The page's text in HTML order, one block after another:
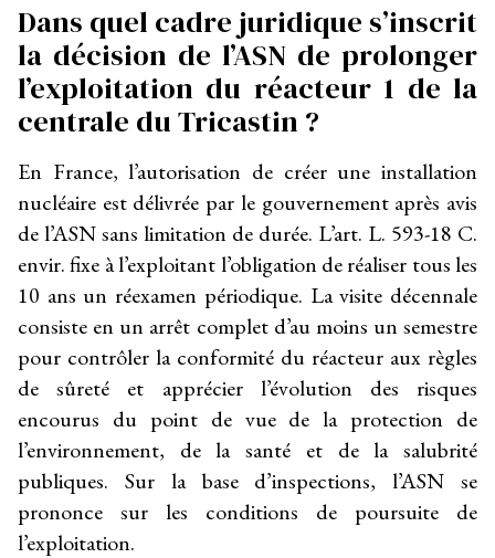
Dans quel cadre juridique s’inscrit
la décision de l’ASN de prolonger
l’exploitation du réacteur 1 de la
centrale du Tricastin ?
En France, l’autorisation de créer une installation
nucléaire est délivrée par le gouvernement après avis
de l’ASN sans limitation de durée. L’art. L. 593-18 C.
envir. fixe à l’exploitant l’obligation de réaliser tous les
10 ans un réexamen périodique. La visite décennale
consiste en un arrêt complet d’au moins un semestre
pour contrôler la conformité du réacteur aux règles
de sûreté et apprécier l’évolution des risques
encourus du point de vue de la protection de
l’environnement, de la santé et de la salubrité
publiques. Sur la base d’inspections, l’ASN se
prononce sur les conditions de poursuite de
l’exploitation.